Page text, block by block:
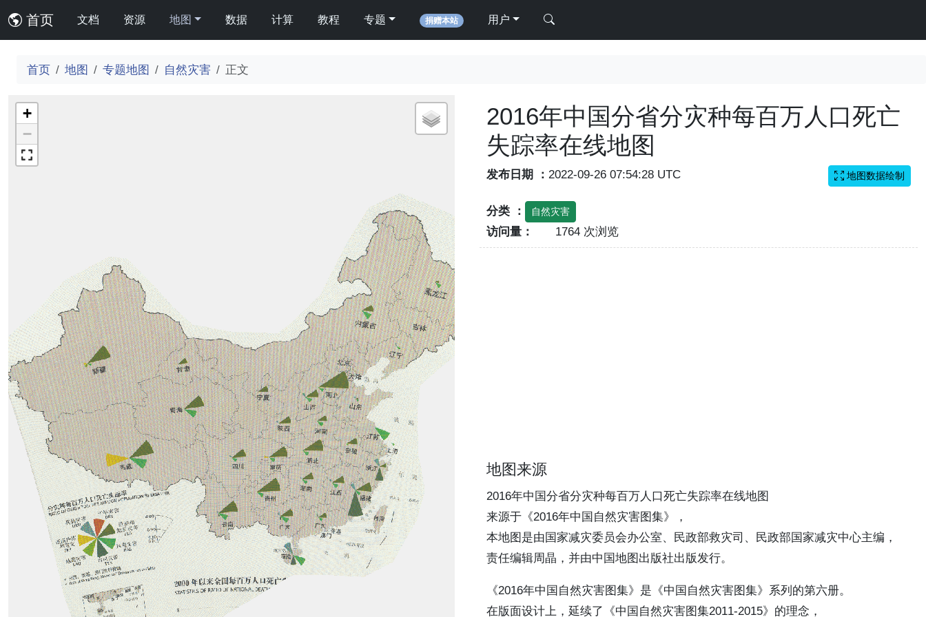
首页 文档 资源 地图 数据 计算 教程 专题 捐赠本站 用户
首页 地图 专题地图 自然灾害 正文
+
−
2016年中国分省分灾种每百万人口死亡
失踪率在线地图
发布日期 ： 2022-09-26 07:54:28 UTC
分类 ： 自然灾害
访问量： 1764 次浏览
地图数据绘制
地图来源
2016年中国分省分灾种每百万人口死亡失踪率在线地图
来源于《2016年中国自然灾害图集》，
本地图是由国家减灾委员会办公室、民政部救灾司、民政部国家减灾中心主编，
责任编辑周晶，并由中国地图出版社出版发行。
《2016年中国自然灾害图集》是《中国自然灾害图集》系列的第六册。
在版面设计上，延续了《中国自然灾害图集2011-2015》的理念，